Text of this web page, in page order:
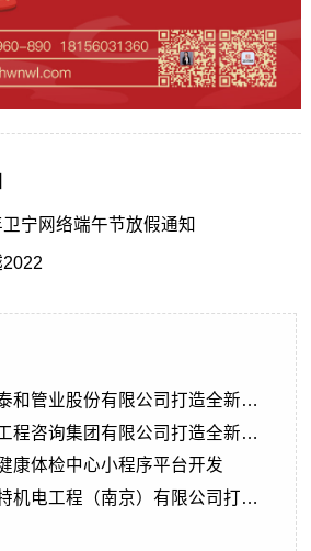
宁网络端午节放假通知
和管业股份有限公司打造全新响
程咨询集团有限公司打造全新响
康体检中心小程序平台开发
机电工程（南京）有限公司打造